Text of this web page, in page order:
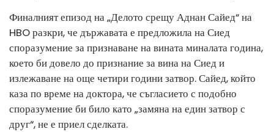
Финалният епизод на „Делото срещу Аднан Сайед“ на
HBO разкри, че държавата е предложила на Сиед
споразумение за признаване на вината миналата година,
което би довело до признание за вина на Сиед и
излежаване на още четири години затвор. Сайед, който
каза по време на доктора, че съгласието с подобно
споразумение би било като „замяна на един затвор с
друг“, не е приел сделката.